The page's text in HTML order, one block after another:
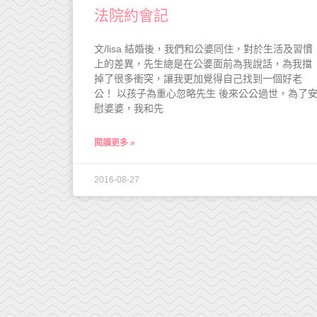
法院約會記
文/lisa 結婚後，我們和公婆同住，對於生活及習慣
上的差異，先生總是在公婆面前為我說話，為我擋
掉了很多衝突，讓我更加覺得自己找到一個好老
公！ 以孩子為重心忽略先生 後來公公過世，為了安
慰婆婆，我和先
閱讀更多 »
2016-08-27